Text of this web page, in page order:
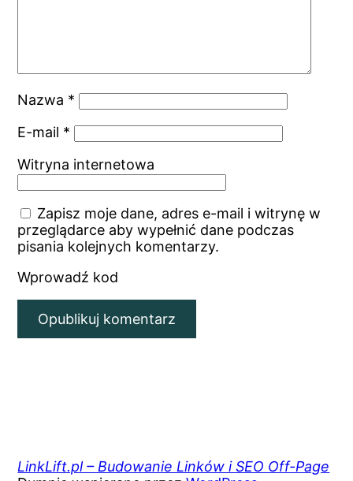
Nazwa *
E-mail *
Witryna internetowa
Zapisz moje dane, adres e-mail i witrynę w
przeglądarce aby wypełnić dane podczas
pisania kolejnych komentarzy.
Wprowadź kod
LinkLift.pl – Budowanie Linków i SEO Off-Page